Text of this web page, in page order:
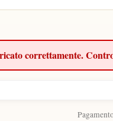
correttamente.